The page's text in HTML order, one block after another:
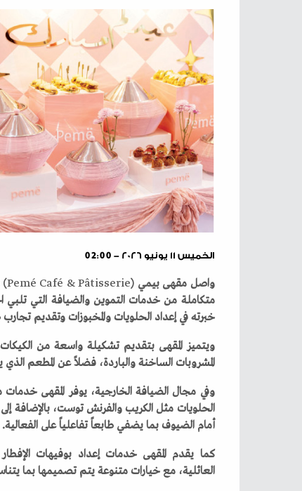
الخميس ١١ يونيو ٢٠٢٦ - 02:00
واصل‭ ‬مقهى‭ ‬بيمي‭ (‬ Pemé Café &‭ ‬Pâtisserie
‬خبرته‭ ‬في‭ ‬إعداد‭ ‬الحلويات‭ ‬والمخبوزات‭ ‬وتقديم‭ ‬تجارب‭ ‬طعام‭ ‬متنوعة‭.‬
‬المشروبات‭ ‬الساخنة‭ ‬والباردة،‭ ‬فضلاً‭ ‬عن‭ ‬المطعم‭ ‬الذي‭ ‬يوفر‭ ‬خيارات‭ ‬متعددة‭ ‬تناسب‭ ‬مختلف‭ ‬الأذواق‭.‬
‬أمام‭ ‬الضيوف‭ ‬بما‭ ‬يضفي‭ ‬طابعاً‭ ‬تفاعلياً‭ ‬على‭ ‬الفعالية‭.‬
‬العائلية،‭ ‬مع‭ ‬خيارات‭ ‬متنوعة‭ ‬يتم‭ ‬تصميمها‭ ‬بما‭ ‬يتناسب‭ ‬مع‭ ‬طبيعة‭ ‬كل‭ ‬مناسبة‭ ‬ومتطلبات‭ ‬العملاء‭.‬